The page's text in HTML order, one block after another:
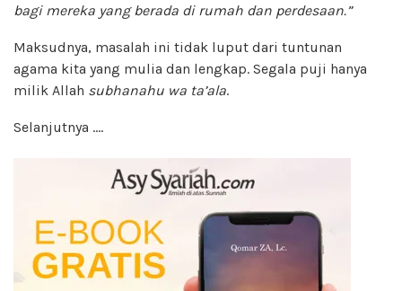
bagi mereka yang berada di rumah dan perdesaan.”
Maksudnya, masalah ini tidak luput dari tuntunan
agama kita yang mulia dan lengkap. Segala puji hanya
milik Allah subhanahu wa ta’ala.
Selanjutnya ….